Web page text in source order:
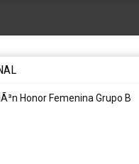
Honor Femenina Grupo B